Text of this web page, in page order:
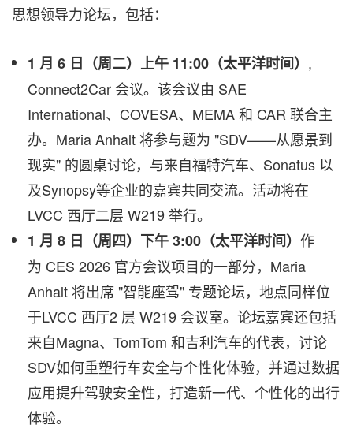
思想领导力论坛，包括：
1 月 6 日 （周二） 上午 11:00 （太平洋时间） ,
Connect2Car 会议。该会议由 SAE
International、COVESA、MEMA 和 CAR 联合主
办。Maria Anhalt 将参与题为 "SDV——从愿景到
现实" 的圆桌讨论，与来自福特汽车、Sonatus 以
及Synopsy等企业的嘉宾共同交流。活动将在
LVCC 西厅二层 W219 举行。
1 月 8 日（周四）下午 3:00（太平洋时间） 作
为 CES 2026 官方会议项目的一部分，Maria
Anhalt 将出席 "智能座驾" 专题论坛，地点同样位
于LVCC 西厅2 层 W219 会议室。论坛嘉宾还包括
来自Magna、TomTom 和吉利汽车的代表，讨论
SDV如何重塑行车安全与个性化体验，并通过数据
应用提升驾驶安全性，打造新一代、个性化的出行
体验。